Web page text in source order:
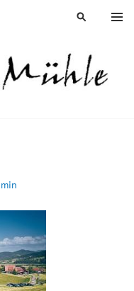
MENÜ
SUCHEN